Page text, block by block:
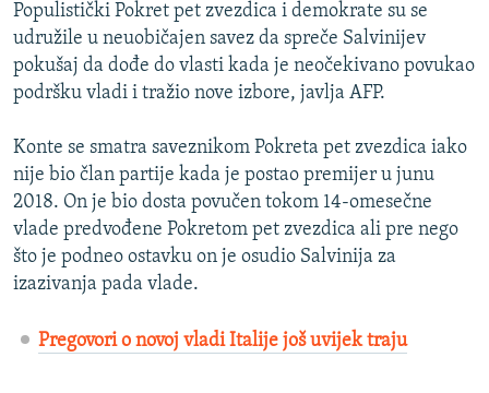
Populistički Pokret pet zvezdica i demokrate su se
udružile u neuobičajen savez da spreče Salvinijev
pokušaj da dođe do vlasti kada je neočekivano povukao
podršku vladi i tražio nove izbore, javlja AFP.
Konte se smatra saveznikom Pokreta pet zvezdica iako
nije bio član partije kada je postao premijer u junu
2018. On je bio dosta povučen tokom 14-omesečne
vlade predvođene Pokretom pet zvezdica ali pre nego
što je podneo ostavku on je osudio Salvinija za
izazivanja pada vlade.
Pregovori o novoj vladi Italije još uvijek traju